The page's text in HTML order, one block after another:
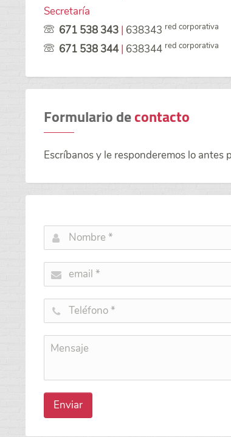
Secretaría
671 538 343 | 638343 red corporativa
671 538 344| 638344 red corporativa
Formulario decontacto
Escríbanos y le responderemos lo antes
Enviar